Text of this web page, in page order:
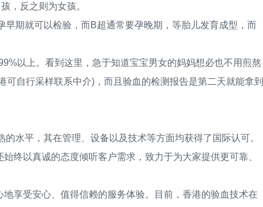
，反之则为女孩。
就可以检验，而B超通常要孕晚期，等胎儿发育成型，而
上。看到这里，急于知道宝宝男女的妈妈想必也不用煎熬
可自行采样联系中介)，而且验血的检测报告是第二天就能拿到
平，其在管理、设备以及技术等方面均获得了国际认可。
终以真诚的态度倾听客户需求，致力于为大家提供更可靠、
受安心、值得信赖的服务体验。目前，香港的验血技术在